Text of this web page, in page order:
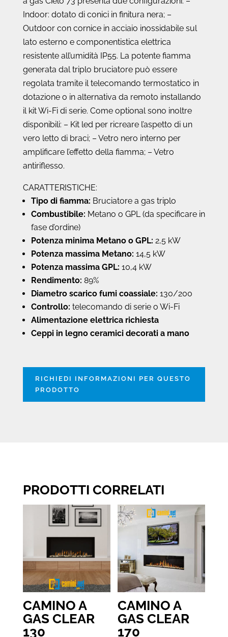
Indoor: dotato di conici in finitura nera; –
Outdoor con cornice in acciaio inossidabile sul
lato esterno e componentistica elettrica
resistente all’umidità IP55. La potente fiamma
generata dal triplo bruciatore può essere
regolata tramite il telecomando termostatico in
dotazione o in alternativa da remoto installando
il kit Wi-Fi di serie. Come optional sono inoltre
disponibili: – Kit led per ricreare l’aspetto di un
vero letto di braci; – Vetro nero interno per
amplificare l’effetto della fiamma; – Vetro
antiriflesso.
CARATTERISTICHE:
Tipo di fiamma: Bruciatore a gas triplo
Combustibile: Metano o GPL (da specificare in
fase d’ordine)
Potenza minima Metano o GPL: 2,5 kW
Potenza massima Metano: 14,5 kW
Potenza massima GPL: 10,4 kW
Rendimento: 89%
Diametro scarico fumi coassiale: 130/200
Controllo: telecomando di serie o Wi-Fi
Alimentazione elettrica richiesta
Ceppi in legno ceramici decorati a mano
RICHIEDI INFORMAZIONI PER QUESTO
PRODOTTO
PRODOTTI CORRELATI
CAMINO A
GAS CLEAR
130
CAMINO A
GAS CLEAR
170